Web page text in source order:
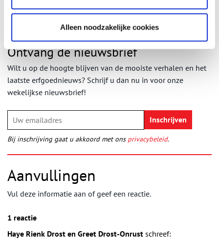
Alleen noodzakelijke cookies
Ontvang de nieuwsbrief
Wilt u op de hoogte blijven van de mooiste verhalen en het
laatste erfgoednieuws? Schrijf u dan nu in voor onze
wekelijkse nieuwsbrief!
Bij inschrijving gaat u akkoord met ons privacybeleid.
Aanvullingen
Vul deze informatie aan of geef een reactie.
1 reactie
Haye Rienk Drost en Greet Drost-Onrust schreef: